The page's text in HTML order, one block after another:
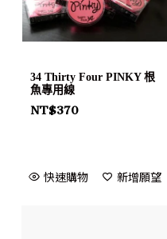
34 Thirty Four PINKY 根
魚專用線
NT$370
快速購物 新增願望